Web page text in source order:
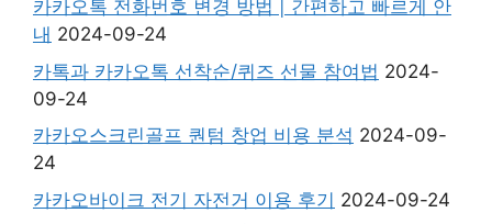
카카오톡 전화번호 변경 방법 | 간편하고 빠르게 안
내 2024-09-24
카톡과 카카오톡 선착순/퀴즈 선물 참여법 2024-
09-24
카카오스크린골프 퀀텀 창업 비용 분석 2024-09-
24
카카오바이크 전기 자전거 이용 후기 2024-09-24